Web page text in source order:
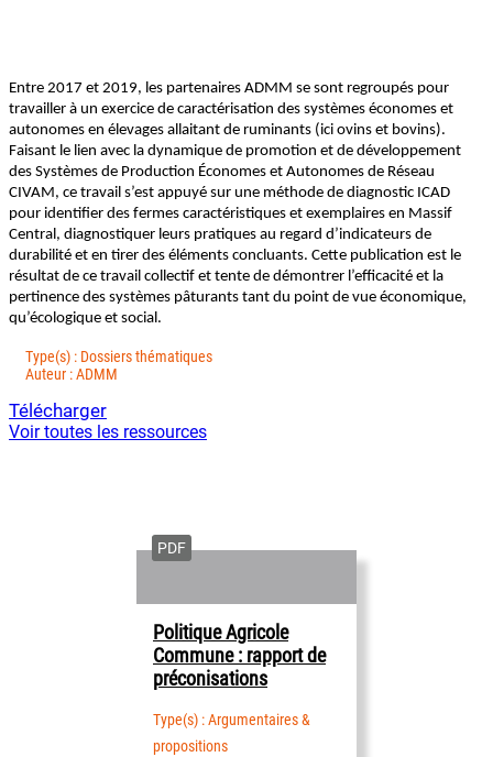
Entre 2017 et 2019, les partenaires ADMM se sont regroupés pour
travailler à un exercice de caractérisation des systèmes économes et
autonomes en élevages allaitant de ruminants (ici ovins et bovins).
Faisant le lien avec la dynamique de promotion et de développement
des Systèmes de Production Économes et Autonomes de Réseau
CIVAM, ce travail s’est appuyé sur une méthode de diagnostic ICAD
pour identifier des fermes caractéristiques et exemplaires en Massif
Central, diagnostiquer leurs pratiques au regard d’indicateurs de
durabilité et en tirer des éléments concluants. Cette publication est le
résultat de ce travail collectif et tente de démontrer l’efficacité et la
pertinence des systèmes pâturants tant du point de vue économique,
qu’écologique et social.
Type(s) : Dossiers thématiques
Auteur : ADMM
Télécharger
Voir toutes les ressources
PDF
Politique Agricole
Commune : rapport de
préconisations
Type(s) : Argumentaires &
propositions